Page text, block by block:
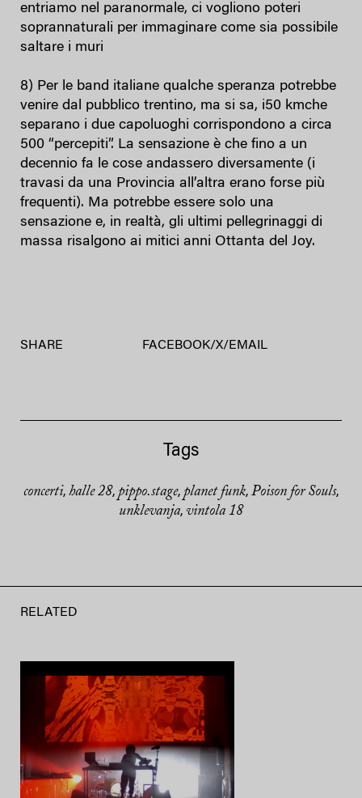
entriamo nel paranormale, ci vogliono poteri
soprannaturali per immaginare come sia possibile
saltare i muri
8) Per le band italiane qualche speranza potrebbe
venire dal pubblico trentino, ma si sa, i50 kmche
separano i due capoluoghi corrispondono a circa
500 “percepiti”. La sensazione è che fino a un
decennio fa le cose andassero diversamente (i
travasi da una Provincia all’altra erano forse più
frequenti). Ma potrebbe essere solo una
sensazione e, in realtà, gli ultimi pellegrinaggi di
massa risalgono ai mitici anni Ottanta del Joy.
SHARE FACEBOOK/X/ EMAIL
Tags
concerti, halle 28, pippo.stage, planet funk, Poison for Souls,
unklevanja, vintola 18
RELATED